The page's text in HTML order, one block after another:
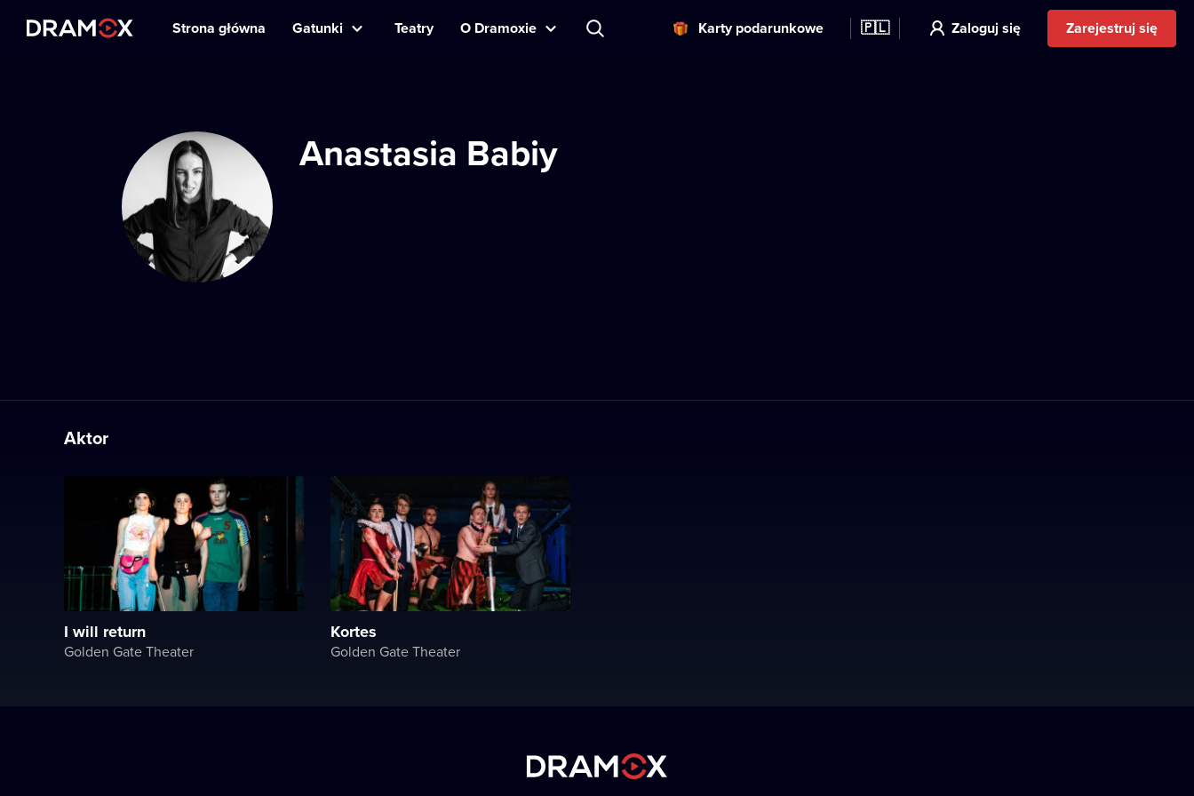
Strona główna Gatunki Teatry O Dramoxie Karty podarunkowe 🇵🇱 Zaloguj się Zarejestruj się
Anastasia Babiy
Aktor
I will return
Golden Gate Theater
Kortes
Golden Gate Theater